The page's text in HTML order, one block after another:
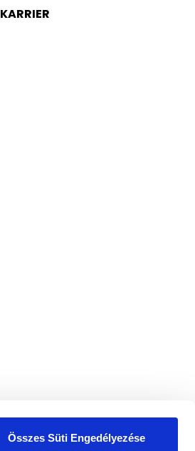
Összes Süti Engedélyezése
KARRIER